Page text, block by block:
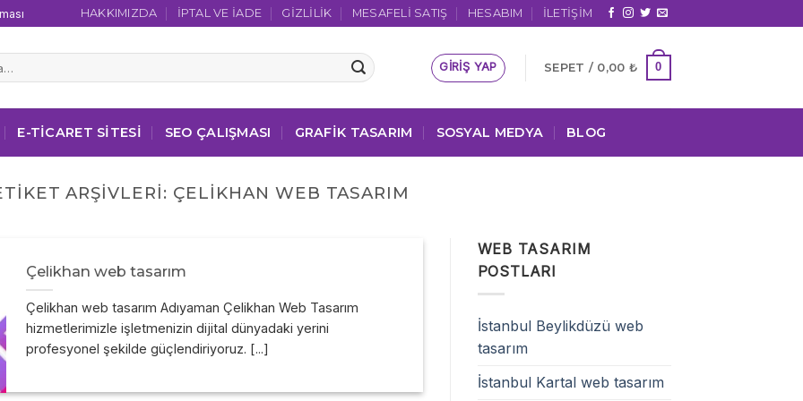
HAKKIMIZDA İPTAL VE İADE GIZLILIK MESAFELI SATIŞ HESABIM İLETIŞIM
GIRIŞ YAP SEPET / 0,00 ₺ 0
E-TICARET SITESI SEO ÇALIŞMASI GRAFIK TASARIM SOSYAL MEDYA BLOG
ARŞIVLERI: ÇELIKHAN WEB TASARIM
Çelikhan web tasarım
Çelikhan web tasarım Adıyaman Çelikhan Web Tasarım
hizmetlerimizle işletmenizin dijital dünyadaki yerini
profesyonel şekilde güçlendiriyoruz. [...]
WEB TASARIM
POSTLARI
İstanbul Beylikdüzü web
tasarım
İstanbul Kartal web tasarım